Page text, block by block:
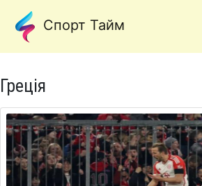
Спорт Тайм
Греція